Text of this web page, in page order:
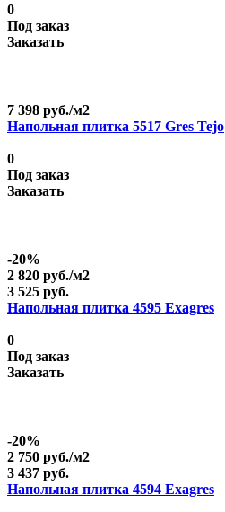
0
Под заказ
Заказать
7 398 руб./м2
Напольная плитка 5517 Gres Tejo
0
Под заказ
Заказать
-20%
2 820 руб./м2
3 525 руб.
Напольная плитка 4595 Exagres
0
Под заказ
Заказать
-20%
2 750 руб./м2
3 437 руб.
Напольная плитка 4594 Exagres